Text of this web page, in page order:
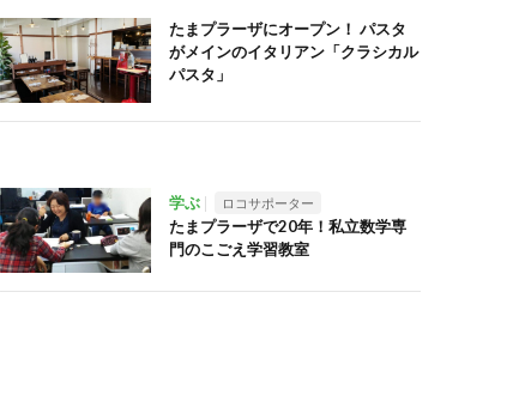
たまプラーザにオープン！ パスタ
がメインのイタリアン「クラシカル
パスタ」
学ぶ ロコサポーター
たまプラーザで20年！私立数学専
門のこごえ学習教室